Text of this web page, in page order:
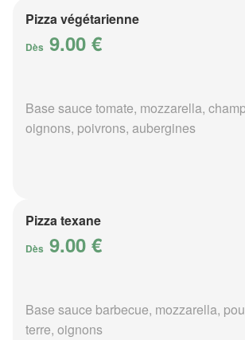
Pizza végétarienne
Dès 9.00 €
Base sauce tomate, mozzarella,
oignons, poivrons, aubergines
Pizza texane
Dès 9.00 €
Base sauce barbecue, mozzarella,
terre, oignons